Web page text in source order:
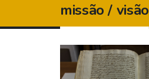
missão / visão